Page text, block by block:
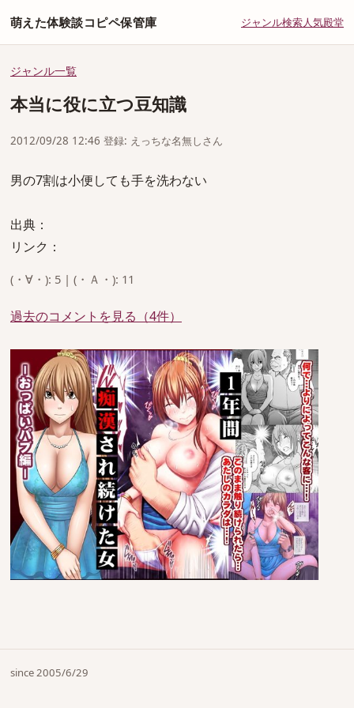
萌えた体験談コピペ保管庫 ジャンル検索人気殿堂
ジャンル一覧
本当に役に立つ豆知識
2012/09/28 12:46 登録: えっちな名無しさん
男の7割は小便しても手を洗わない
出典：
リンク：
(・∀・): 5 | (・Ａ・): 11
過去のコメントを見る（4件）
since 2005/6/29